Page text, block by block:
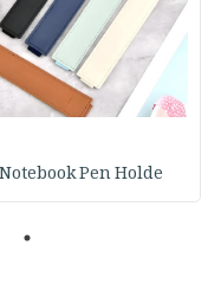
Notebook Pen Holde
1